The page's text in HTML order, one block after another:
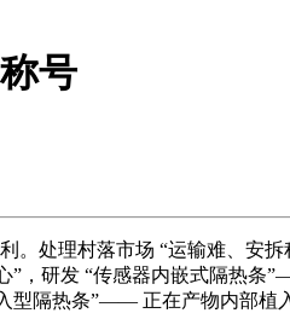
号
处理村落市场 “运输难、安拆
”，研发 “传感器内嵌式隔热条
型隔热条”—— 正在产物内部植